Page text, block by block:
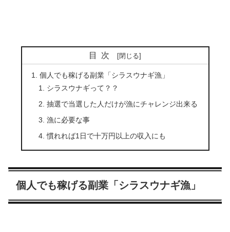
目次
個人でも稼げる副業「シラスウナギ漁」
シラスウナギって？？
抽選で当選した人だけが漁にチャレンジ出来る
漁に必要な事
慣れれば1日で十万円以上の収入にも
個人でも稼げる副業「シラスウナギ漁」